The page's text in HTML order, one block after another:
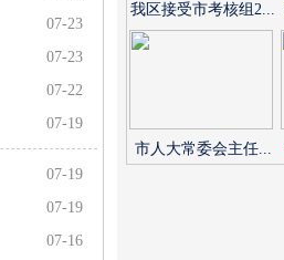
07-23
07-23
07-22
07-19
07-19
07-19
07-16
我区接受市考核组2...
市人大常委会主任...